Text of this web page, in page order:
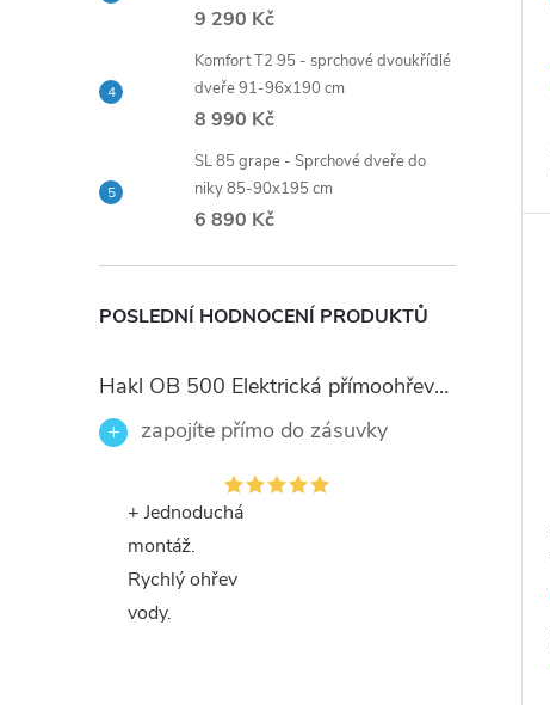
9 290 Kč
Komfort T2 95 - sprchové dvoukřídlé
dveře 91-96x190 cm
8 990 Kč
SL 85 grape - Sprchové dveře do
niky 85-90x195 cm
6 890 Kč
POSLEDNÍ HODNOCENÍ PRODUKTŮ
Hakl OB 500 Elektrická přímoohřevná vodovodní baterie, černé flexi ramínko
zapojíte přímo do zásuvky
+ Jednoduchá
montáž.
Rychlý ohřev
vody.